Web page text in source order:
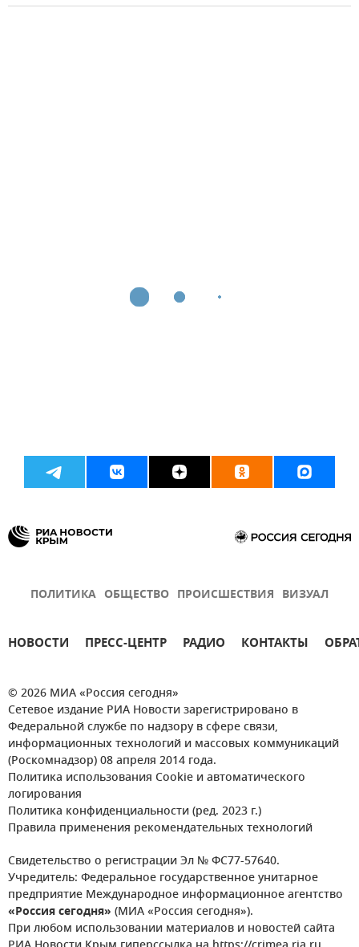
ПОЛИТИКА ОБЩЕСТВО ПРОИСШЕСТВИЯ ВИЗУАЛ
НОВОСТИ ПРЕСС-ЦЕНТР РАДИО КОНТАКТЫ
© 2026 МИА «Россия сегодня»
Сетевое издание РИА Новости зарегистрировано в
Федеральной службе по надзору в сфере связи,
информационных технологий и массовых коммуникаций
(Роскомнадзор) 08 апреля 2014 года.
Политика использования Cookie и автоматического
логирования
Политика конфиденциальности (ред. 2023 г.)
Правила применения рекомендательных технологий
Свидетельство о регистрации Эл № ФС77-57640.
Учредитель: Федеральное государственное унитарное
предприятие Международное информационное агентство
«Россия сегодня» (МИА «Россия сегодня»).
При любом использовании материалов и новостей сайта